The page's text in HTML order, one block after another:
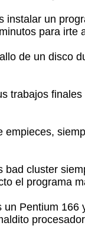
instalar un
para irte
de un disco
trabajos
empieces,
bad cluster
el programa
un Pentium